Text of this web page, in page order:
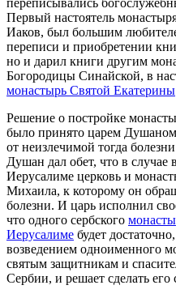
переписывались
Первый настоятель
Иаков, был большим
переписи и приобретении
но и дарил книги другим
Богородицы Синайской, в
монастырь Святой Екатерины
Решение о постройке
было принято царем Душаном
от неизлечимой тогда
Душан дал обет, что в случае
Иерусалиме церковь и
Михаила, к которому он
болезни. И царь исполнил
что одного сербского
Иерусалиме будет
возведением одноименного
святым защитникам и
Сербии, и решает сделать